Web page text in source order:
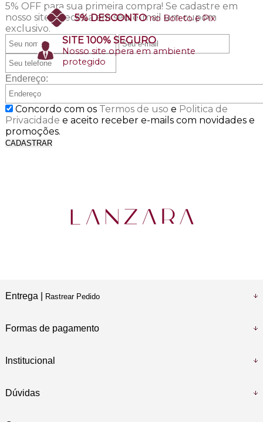
5% DESCONTO no Boleto e Pix
SITE 100% SEGURO
Nosso site opera em ambiente
protegido
5% OFF para sua primeira compra! Se cadastre em
nosso site e receba em seu e-mail um cupom
exclusivo.
Endereço:
Concordo com os Termos de uso e Politica de
Privacidade e aceito receber e-mails com novidades e
promoções.
CADASTRAR
Entrega | Rastrear Pedido
Formas de pagamento
Institucional
Dúvidas